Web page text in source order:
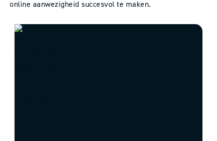
online aanwezigheid succesvol te maken.